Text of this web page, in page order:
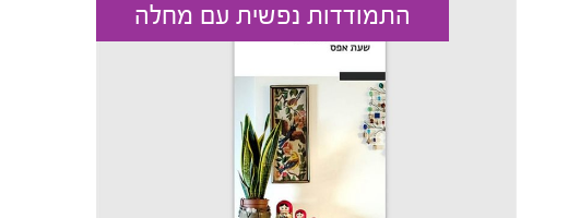
התמודדות נפשית עם מחלה